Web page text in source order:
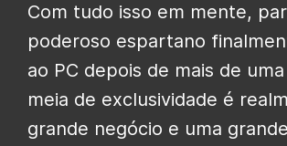
Com tudo isso em mente,
poderoso espartano
ao PC depois de mais de
meia de exclusividade é
grande negócio e uma